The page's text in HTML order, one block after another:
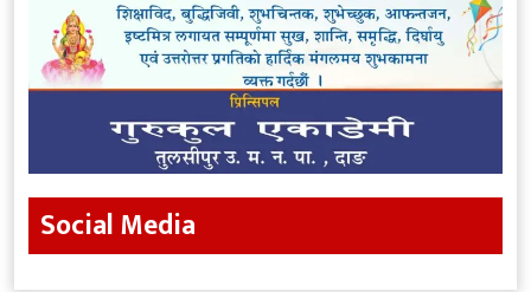
Social Media